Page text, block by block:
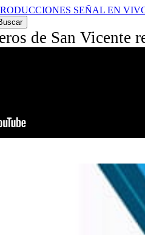
SEÑAL EN
de San Vicente